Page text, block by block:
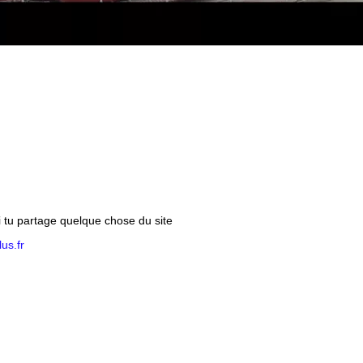
partage quelque chose du site